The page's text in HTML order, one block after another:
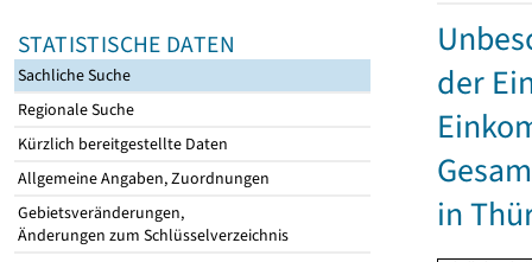
STATISTISCHE DATEN
Sachliche Suche
Regionale Suche
Kürzlich bereitgestellte Daten
Allgemeine Angaben, Zuordnungen
Gebietsveränderungen,
Änderungen zum Schlüsselverzeichnis
der
in